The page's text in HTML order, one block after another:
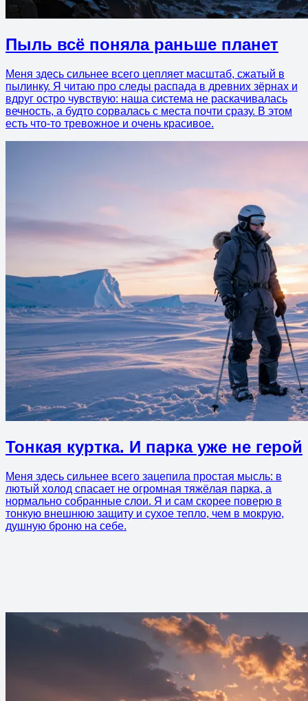
Пыль всё поняла раньше планет
Меня здесь сильнее всего цепляет масштаб, сжатый в
пылинку. Я читаю про следы распада в древних зёрнах и
вдруг остро чувствую: наша система не раскачивалась
вечность, а будто сорвалась с места почти сразу. В этом
есть что-то тревожное и очень красивое.
Тонкая куртка. И парка уже не герой
Меня здесь сильнее всего зацепила простая мысль: в
лютый холод спасает не огромная тяжёлая парка, а
нормально собранные слои. Я и сам скорее поверю в
тонкую внешнюю защиту и сухое тепло, чем в мокрую,
душную броню на себе.